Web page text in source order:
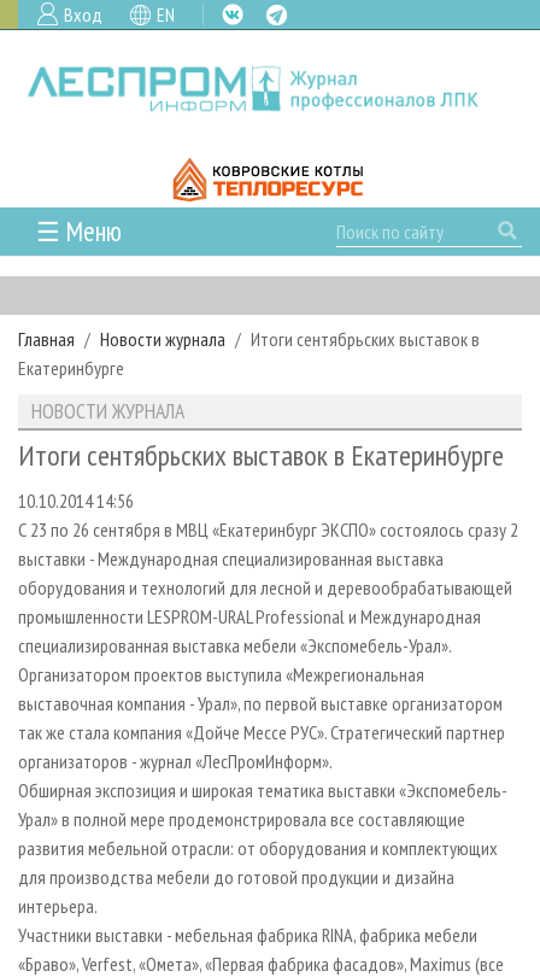
Вход EN
☰ Меню
ГЛАВНАЯ
РУБРИКИ И ТЕМЫ
РУБРИКИ ЖУРНАЛА
ЛЕСОЗАГОТОВКА
ЛЕСОПИЛЕНИЕ
ДЕРЕВООБРАБОТКА
СУШКА ДРЕВЕСИНЫ
ПРОИЗВОДСТВО ДРЕВЕСНЫХ ПЛИТ
ДЕРЕВЯННОЕ ДОМОСТРОЕНИЕ
ПРОИЗВОДСТВО МЕБЕЛИ
БИОЭНЕРГЕТИКА
ЦБП
ИНСТРУМЕНТ И МАТЕРИАЛЫ
НОВОСТИ
НОВОСТИ ЛПК
НОВОСТИ ЖУРНАЛА
НОВОСТИ КОМПАНИЙ
ПРОЕКТЫ ЛПИ
АНАЛИТИКА
ПРЕДПРИЯТИЯ ЛПК
ЛЕСНЫЕ РЕГИОНЫ РОССИИ
ПЕРСОНЫ
МОБИЛЬНЫЕ ВЫСТАВКИ
ОФИЦИАЛЬНЫЕ ДЕЛЕГАЦИИ
ПРИОРИТЕТНЫЕ ИНВЕСТПРОЕКТЫ
RUSSIAN FORESTRY REVIEW
ГАЗЕТА ЛЕСПРОМФОРУМ
БИБЛИОТЕКА СПЕЦИАЛИСТА
АРХИВ ЖУРНАЛОВ
СТАТЬИ
ПОДПИСКА
КОНТАКТЫ
РЕКЛАМОДАТЕЛЯМ
РЕКЛАМА
РЕКЛАМА НА САЙТЕ
Главная Новости журнала
Итоги сентябрьских выставок в
Екатеринбурге
НОВОСТИ ЖУРНАЛА
Итоги сентябрьских выставок в Екатеринбурге
10.10.2014 14:56
С 23 по 26 сентября в МВЦ «Екатеринбург ЭКСПО» состоялось сразу 2
выставки - Международная специализированная выставка
оборудования и технологий для лесной и деревообрабатывающей
промышленности LESPROM-URAL Professional и Международная
специализированная выставка мебели «Экспомебель-Урал».
Организатором проектов выступила «Межрегиональная
выставочная компания - Урал», по первой выставке организатором
так же стала компания «Дойче Мессе РУС». Стратегический партнер
организаторов - журнал «ЛесПромИнформ».
Обширная экспозиция и широкая тематика выставки «Экспомебель-
Урал» в полной мере продемонстрировала все составляющие
развития мебельной отрасли: от оборудования и комплектующих
для производства мебели до готовой продукции и дизайна
интерьера.
Участники выставки - мебельная фабрика RINA, фабрика мебели
«Браво», Verfest, «Омета», «Первая фабрика фасадов», Maximus (все